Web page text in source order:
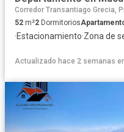
Corredor Transantiago Grecia,
52 m²2 Dormitorios
·Estacionamiento·Zona de
Actualizado hace 2 semanas